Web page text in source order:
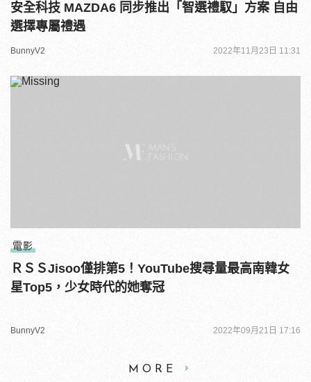
安全科技 MAZDA6 同步推出「智選禮馭」方案 自由
選擇專屬禮遇
BunnyV2 2022年11月23日 11:31
電影
ＲＳＳJisoo僅排第5！YouTube搜尋量最高南韓女
星Top5，少女時代的她奪冠
BunnyV2 2022年09月21日 17:16
MORE